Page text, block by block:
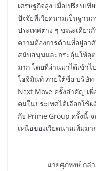
เศรษฐกิจสูง เมื่อเปรียบเ
ปัจจัยที่เวียดนามเป็นฐาน
ประเทศต่าง ๆ ขณะเดียว
ความต้องการด้านที่อยู่อา
สนับสนุนและกระตุ้นให้อุต
มาก โดยที่ผ่านมาได้เข้า
โฮจิมินท์ ภายใต้ชื่อ บริษัท
Next Move ครั้งสำคัญ เ
คนในประเทศได้เลือกใช้
กับ Prime Group ครั้งนี้
เหนือของเวียดนามเพิ่มมา
นายศุภพงษ์ กล่าวว่า